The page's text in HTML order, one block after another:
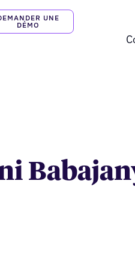
UNE
DÉMO